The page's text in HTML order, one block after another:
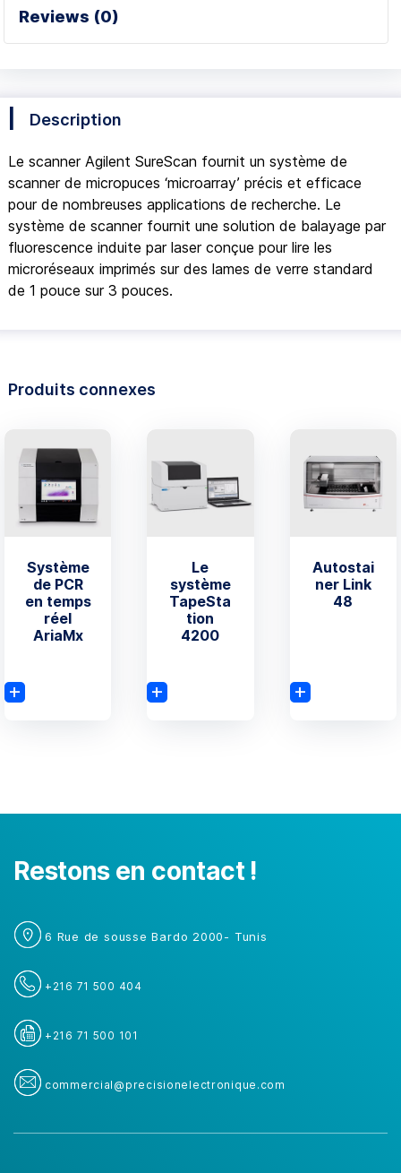
Reviews (0)
Description
Le scanner Agilent SureScan fournit un système de
scanner de micropuces ‘microarray’ précis et efficace
pour de nombreuses applications de recherche. Le
système de scanner fournit une solution de balayage par
fluorescence induite par laser conçue pour lire les
microréseaux imprimés sur des lames de verre standard
de 1 pouce sur 3 pouces.
Produits connexes
Système
de PCR
en temps
réel
AriaMx
Le
système
TapeSta
tion
4200
Autostai
ner Link
48
Restons en contact !
6 Rue de sousse Bardo 2000- Tunis
+216 71 500 404
+216 71 500 101
commercial@precisionelectronique.com